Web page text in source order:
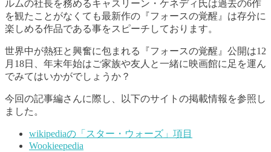
ルムの社長を務めるキャスリーン・ケネディ氏は過去の6作
を観たことがなくても最新作の『フォースの覚醒』は存分に
楽しめる作品である事をスピーチしております。
世界中が熱狂と興奮に包まれる『フォースの覚醒』公開は12
月18日、年末年始はご家族や友人と一緒に映画館に足を運ん
でみてはいかがでしょうか？
今回の記事編さんに際し、以下のサイトの掲載情報を参照し
ました。
wikipediaの「スター・ウォーズ」項目
Wookieepedia